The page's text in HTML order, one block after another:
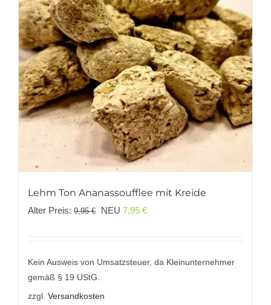
Lehm Ton Ananassoufflеe mit Kreide
Alter Preis: 9,95€
Ursprünglicher
9,95 €
NEU 7,95 €Aktueller
7,95 €.
Kein Ausweis von Umsatzsteuer, da Kleinunternehmer
gemäß § 19 UStG.
zzgl. Versandkosten